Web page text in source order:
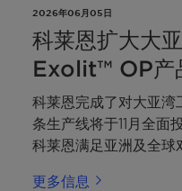
2026年06月05日
科莱恩扩大大
Exolit™ OP产
行
科莱恩完成了对大亚湾
条生产线将于11月全面
科莱恩满足亚洲及全球
域。
更多信息